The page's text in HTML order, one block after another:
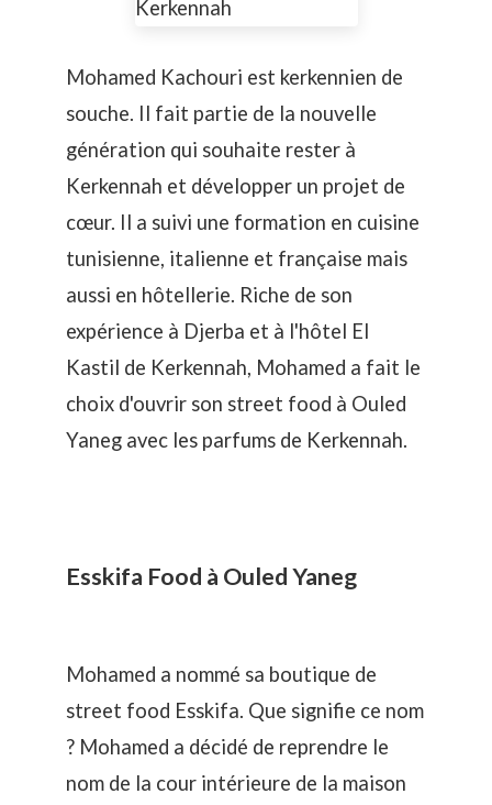
Mohamed Kachouri est kerkennien de
souche. Il fait partie de la nouvelle
génération qui souhaite rester à
Kerkennah et développer un projet de
cœur. Il a suivi une formation en cuisine
tunisienne, italienne et française mais
aussi en hôtellerie. Riche de son
expérience à Djerba et à l'hôtel El
Kastil de Kerkennah, Mohamed a fait le
choix d'ouvrir son street food à Ouled
Yaneg avec les parfums de Kerkennah.
Esskifa Food à Ouled Yaneg
Mohamed a nommé sa boutique de
street food Esskifa. Que signifie ce nom
? Mohamed a décidé de reprendre le
nom de la cour intérieure de la maison